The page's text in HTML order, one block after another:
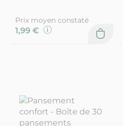
Prix moyen constaté
1,99 €